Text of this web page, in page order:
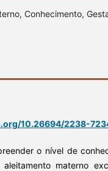
Conhecimento,
10.26694/2238-
o nível de
materno